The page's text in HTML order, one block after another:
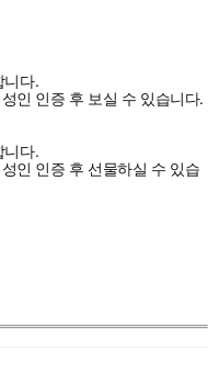
니다.
인 인증 후 보실 수 있습니다.
니다.
인 인증 후 선물하실 수 있습